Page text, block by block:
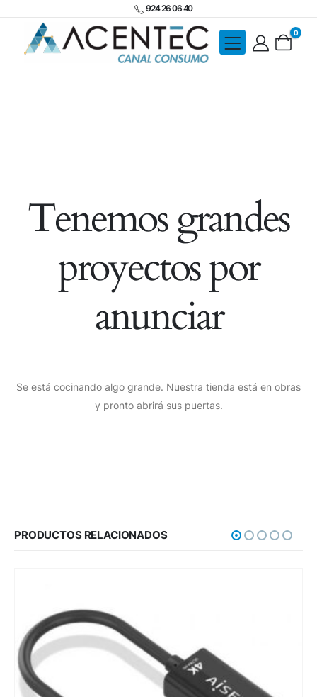
924 26 06 40
0
Tenemos grandes
proyectos por
anunciar
Se está cocinando algo grande. Nuestra tienda está en obras
y pronto abrirá sus puertas.
PRODUCTOS RELACIONADOS